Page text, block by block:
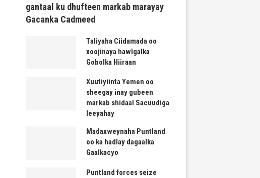
gantaal ku dhufteen markab marayay
Gacanka Cadmeed
Taliyaha Ciidamada oo
xoojinaya hawlgalka
Gobolka Hiiraan
Xuutiyiinta Yemen oo
sheegay inay gubeen
markab shidaal Sacuudiga
leeyahay
Madaxweynaha Puntland
oo ka hadlay dagaalka
Gaalkacyo
Puntland forces seize